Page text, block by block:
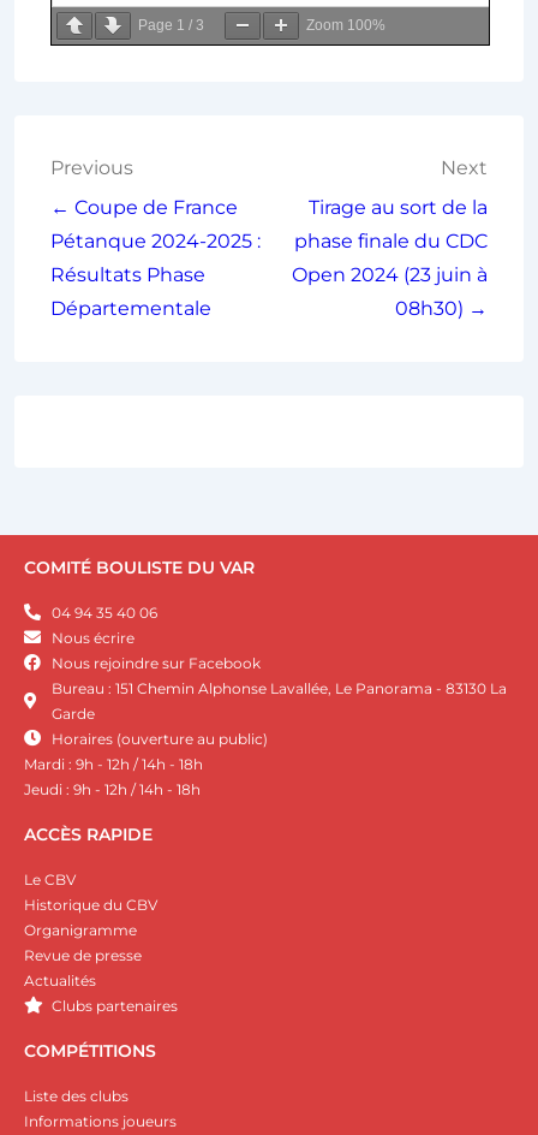
Page 1 / 3 Zoom 100%
Previous
← Coupe de France
Pétanque 2024-2025 :
Résultats Phase
Départementale
Next
Tirage au sort de la
phase finale du CDC
Open 2024 (23 juin à
08h30) →
COMITÉ BOULISTE DU VAR
04 94 35 40 06
Nous écrire
Nous rejoindre sur Facebook
Bureau : 151 Chemin Alphonse Lavallée, Le Panorama - 83130 La
Garde
Horaires (ouverture au public)
Mardi : 9h - 12h / 14h - 18h
Jeudi : 9h - 12h / 14h - 18h
ACCÈS RAPIDE
Le CBV
Historique du CBV
Organigramme
Revue de presse
Actualités
Clubs partenaires
COMPÉTITIONS
Liste des clubs
Informations joueurs